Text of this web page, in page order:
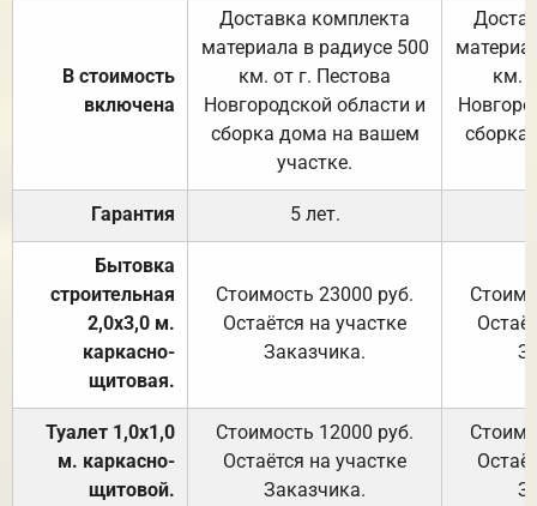
В стоимость
включена
Доставка комплекта
материала в радиусе 500
км. от г. Пестова
Новгородской области и
сборка дома на вашем
участке.
км.
Гарантия 5 лет.
Бытовка
строительная
2,0х3,0 м.
каркасно-
щитовая.
Стоимость 23000 руб.
Остаётся на участке
Заказчика.
Туалет 1,0х1,0
м. каркасно-
щитовой.
Стоимость 12000 руб.
Остаётся на участке
Заказчика.